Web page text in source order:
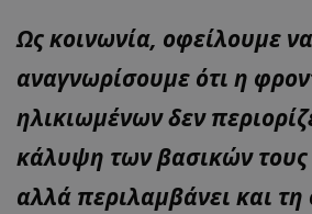
Ως κοινωνία, οφείλουμε να
αναγνωρίσουμε ότι η
ηλικιωμένων δεν
κάλυψη των βασικών
αλλά περιλαμβάνει και